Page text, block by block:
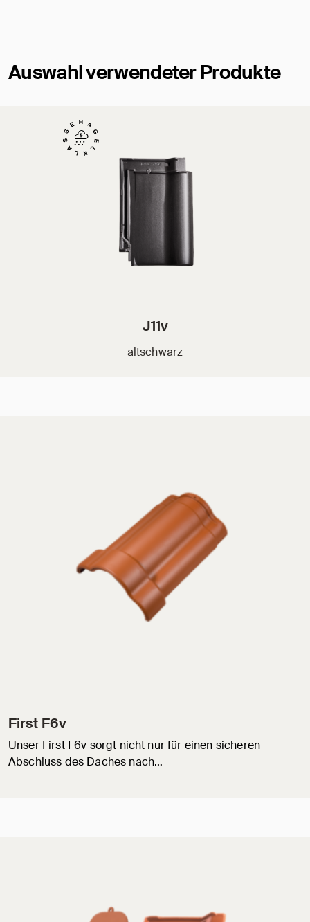
Auswahl verwendeter Produkte
J11v
altschwarz
First F6v
Unser First F6v sorgt nicht nur für einen sicheren
Abschluss des Daches nach…